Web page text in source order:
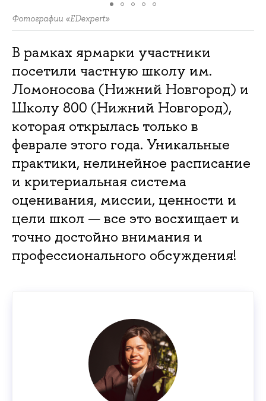
Фотографии «EDexpert»
В рамках ярмарки участники
посетили частную школу им.
Ломоносова (Нижний Новгород) и
Школу 800 (Нижний Новгород),
которая открылась только в
феврале этого года. Уникальные
практики, нелинейное расписание
и критериальная система
оценивания, миссии, ценности и
цели школ — все это восхищает и
точно достойно внимания и
профессионального обсуждения!